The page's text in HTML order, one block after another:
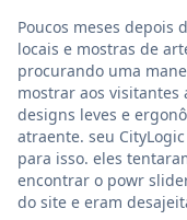
Poucos meses depois
locais e mostras de
procurando uma
mostrar aos visitantes
designs leves e
atraente. seu
para isso. eles
encontrar o powr
do site e eram